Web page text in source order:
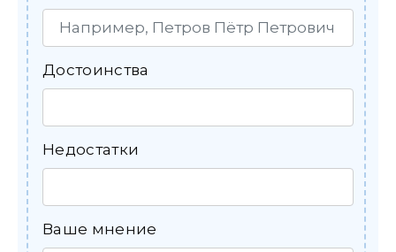
Достоинства
Недостатки
Ваше мнение